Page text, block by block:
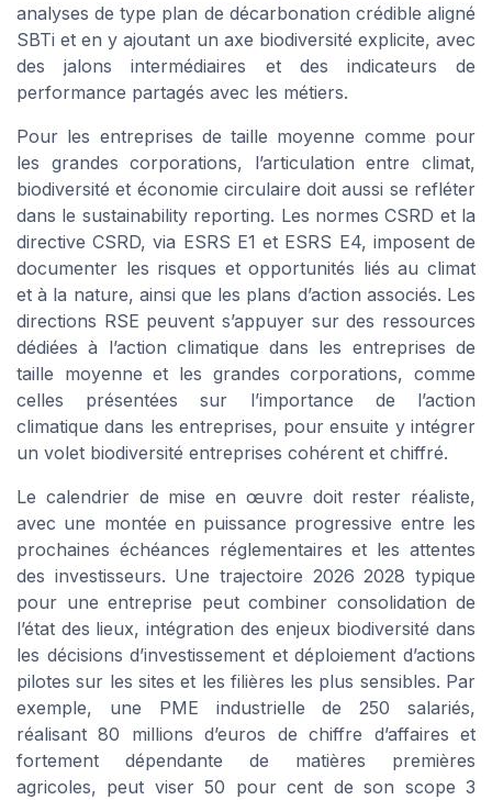
analyses de type plan de décarbonation crédible aligné
SBTi et en y ajoutant un axe biodiversité explicite, avec
des jalons intermédiaires et des indicateurs de
performance partagés avec les métiers.
Pour les entreprises de taille moyenne comme pour
les grandes corporations, l’articulation entre climat,
biodiversité et économie circulaire doit aussi se refléter
dans le sustainability reporting. Les normes CSRD et la
directive CSRD, via ESRS E1 et ESRS E4, imposent de
documenter les risques et opportunités liés au climat
et à la nature, ainsi que les plans d’action associés. Les
directions RSE peuvent s’appuyer sur des ressources
dédiées à l’action climatique dans les entreprises de
taille moyenne et les grandes corporations, comme
celles présentées sur l’importance de l’action
climatique dans les entreprises, pour ensuite y intégrer
un volet biodiversité entreprises cohérent et chiffré.
Le calendrier de mise en œuvre doit rester réaliste,
avec une montée en puissance progressive entre les
prochaines échéances réglementaires et les attentes
des investisseurs. Une trajectoire 2026 2028 typique
pour une entreprise peut combiner consolidation de
l’état des lieux, intégration des enjeux biodiversité dans
les décisions d’investissement et déploiement d’actions
pilotes sur les sites et les filières les plus sensibles. Par
exemple, une PME industrielle de 250 salariés,
réalisant 80 millions d’euros de chiffre d’affaires et
fortement dépendante de matières premières
agricoles, peut viser 50 pour cent de son scope 3